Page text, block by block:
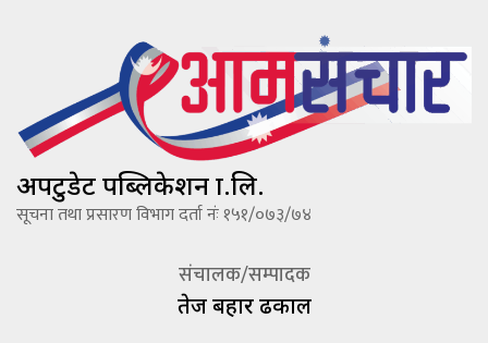
अपटुडेट पब्लिकेशन प्रा.लि.
सूचना तथा प्रसारण विभाग दर्ता नंः १५१/०७३/७४
संचालक/सम्पादक
तेज बहादूर ढकाल